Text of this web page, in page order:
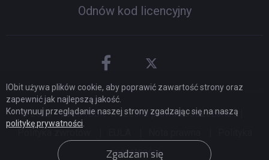
Odnów kod licencyjny
© 2005 -2026IObit. Wszelkie prawa zastrzeżone
prywatności
IObit używa plików cookie, aby poprawić zawartość strony oraz
zapewnić jak najlepszą jakość.
Kontynuuj przeglądanie naszej strony zgadzając się na naszą
politykę prywatności
Zgadzam się